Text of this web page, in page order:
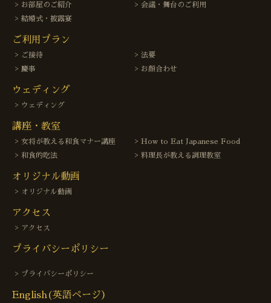
お部屋のご紹介
会議・舞台のご利用
結婚式・披露宴
ご利用プラン
ご接待
法要
慶事
お顔合わせ
ウェディング
ウェディング
講座・教室
女将が教える和食マナー講座
How to Eat Japanese Food
和食的吃法
料理長が教える調理教室
オリジナル動画
オリジナル動画
アクセス
アクセス
プライバシーポリシー
プライバシーポリシー
English(英語ページ）